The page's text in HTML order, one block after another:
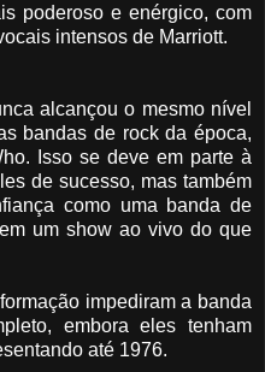
poderoso e enérgico, com
intensos de Marriott.
alcançou o mesmo nível
bandas de rock da época,
Isso se deve em parte à
de sucesso, mas também
como uma banda de
um show ao vivo do que
impediram a banda
embora eles tenham
até 1976.